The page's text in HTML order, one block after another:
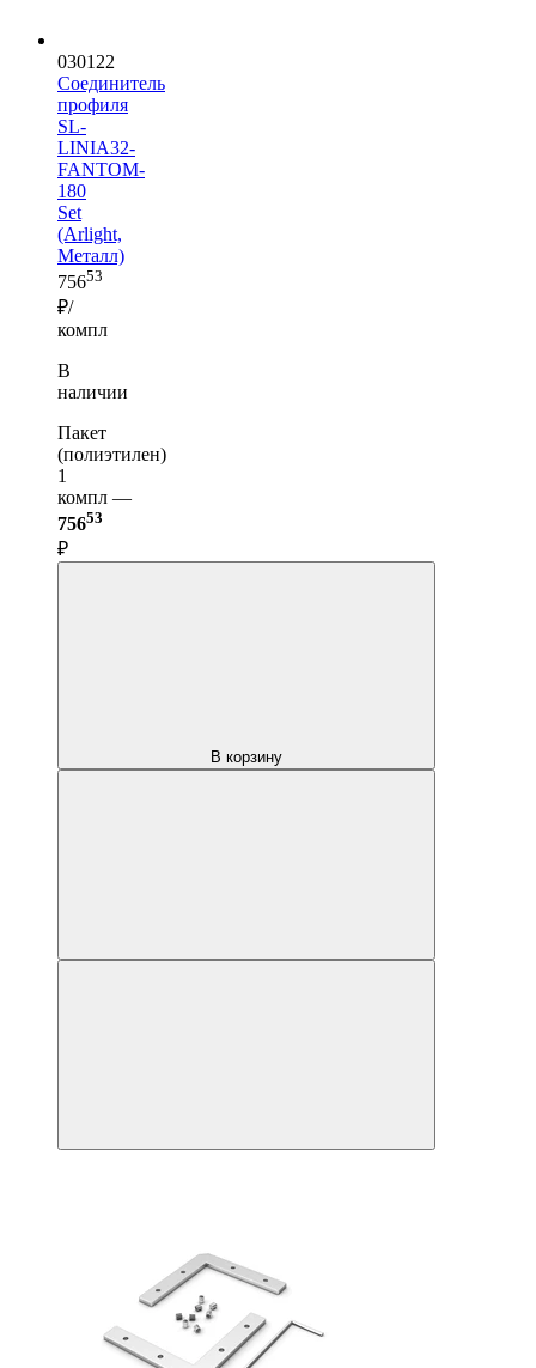
030122
Соединитель
профиля
SL-
LINIA32-
FANTOM-
180
Set
(Arlight,
Металл)
75653
₽/
компл
В
наличии
Пакет
(полиэтилен)
1
компл —
75653
₽
В корзину